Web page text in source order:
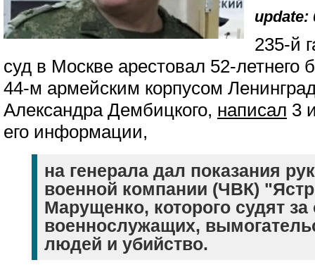
update:
235-й
суд в Москве арестовал 52-
44-м армейским корпусом
Александра Дембицкого, написал 3
его информации,
на генерала дал показания
военной компании (ЧВК)
Марущенко, которого судят
военнослужащих,
людей и убийство.